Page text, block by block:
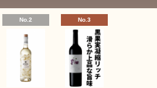
No.2 No.3